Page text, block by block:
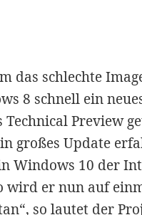
das schlechte
8 schnell ein
Preview
großes Update
Windows 10 der
wird er nun auf
so lautet der